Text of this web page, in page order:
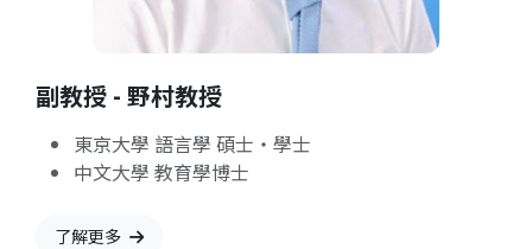
副教授 - 野村教授
東京大學 語言學 碩士・學士
中文大學 教育學博士
了解更多